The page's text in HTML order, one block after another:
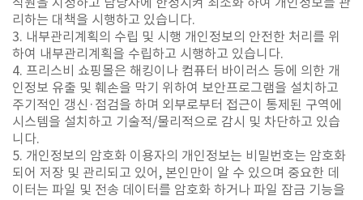
리하는 대책을 시행하고 있습니다.
3. 내부관리계획의 수립 및 시행 개인정보의 안전한 처리를 위
하여 내부관리계획을 수립하고 시행하고 있습니다.
4. 프리스비 쇼핑몰은 해킹이나 컴퓨터 바이러스 등에 의한 개
인정보 유출 및 훼손을 막기 위하여 보안프로그램을 설치하고
주기적인 갱신·점검을 하며 외부로부터 접근이 통제된 구역에
시스템을 설치하고 기술적/물리적으로 감시 및 차단하고 있습
니다.
5. 개인정보의 암호화 이용자의 개인정보는 비밀번호는 암호화
되어 저장 및 관리되고 있어, 본인만이 알 수 있으며 중요한 데
이터는 파일 및 전송 데이터를 암호화 하거나 파일 잠금 기능을